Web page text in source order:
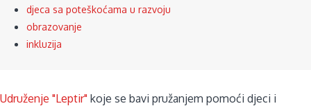
djeca sa poteškoćama u razvoju
obrazovanje
inkluzija
Udruženje "Leptir" koje se bavi pružanjem pomoći djeci i